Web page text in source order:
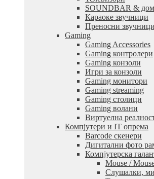
SOUNDBAR &
Караоке звучници
Преносни звучници
Gaming
Gaming Accessories
Gaming контролери
Gaming конзоли
Игри за конзоли
Gaming монитори
Gaming streaming
Gaming столици
Gaming волани
Виртуелна
Компјутери и IT опрема
Barcode скенери
Дигитални фото
Компјутерска
Mouse /
Слушалки,